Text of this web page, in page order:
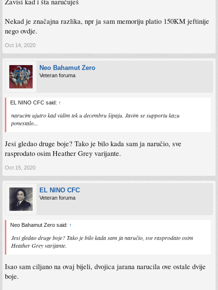
Nekad je značajna razlika, npr ja sam memoriju platio 150KM jeftinije
nego ovdje.
Oct 14, 2020
Neo Bahamut Zero
Veteran foruma
EL NINO CFC said: ↑
narucim ujutro kad vidim tek u decembru šipaju. Javim se supportu kazu
ponestalo...
Jesi gledao druge boje? Tako je bilo kada sam ja naručio, sve
rasprodato osim Heather Grey varijante.
Oct 15, 2020
EL NINO CFC
Veteran foruma
Neo Bahamut Zero said: ↑
Jesi gledao druge boje? Tako je bilo kada sam ja naručio, sve rasprodato osim
Heather Grey varijante.
Isao sam ciljano na ovaj bijeli, dvojica jarana narucila ove ostale dvije
boje.